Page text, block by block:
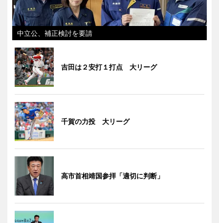
中立公、補正検討を要請
吉田は２安打１打点 大リーグ
千賀の力投 大リーグ
高市首相靖国参拝「適切に判断」